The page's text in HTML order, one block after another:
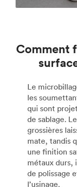
Comment
Le
les
qui sont
de sablage.
grossières
mate, tandis
une finition
métaux durs,
de polissage
l’usinage.